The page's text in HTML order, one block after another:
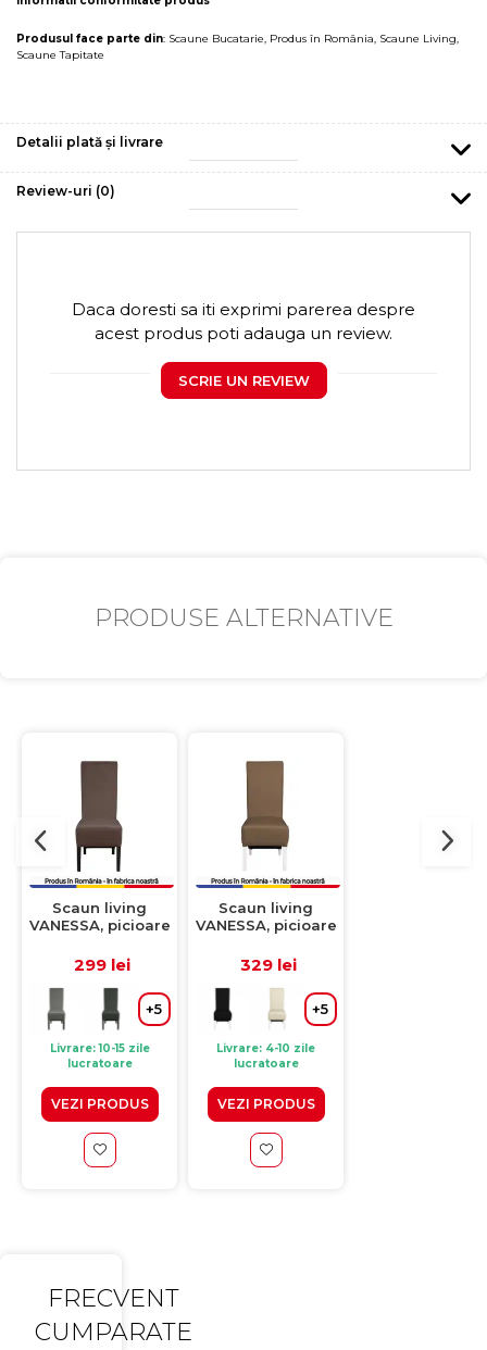
Produsul face parte din: Scaune Bucatarie, Produs în România, Scaune Living,
Scaune Tapitate
Detalii plată și livrare
Review-uri (0)
Daca doresti sa iti exprimi parerea despre
acest produs poti adauga un review.
SCRIE UN REVIEW
PRODUSE ALTERNATIVE
Scaun living
VANESSA, picioare
maro, 47x60x110
299 lei
+5
Livrare: 10-15 zile
lucratoare
VEZI PRODUS
Scaun living
VANESSA, picioare
ecologica
47x60x110 cm
329 lei
+5
Livrare: 4-10 zile
lucratoare
VEZI PRODUS
FRECVENT
CUMPARATE